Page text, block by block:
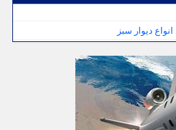
دیوار سبز